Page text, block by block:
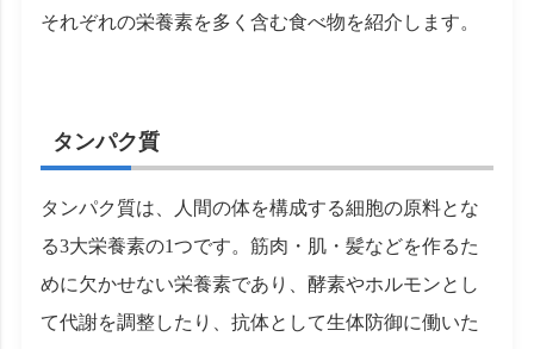
それぞれの栄養素を多く含む食べ物を紹介します。
タンパク質
タンパク質は、人間の体を構成する細胞の原料とな
る3大栄養素の1つです。筋肉・肌・髪などを作るた
めに欠かせない栄養素であり、酵素やホルモンとし
て代謝を調整したり、抗体として生体防御に働いた